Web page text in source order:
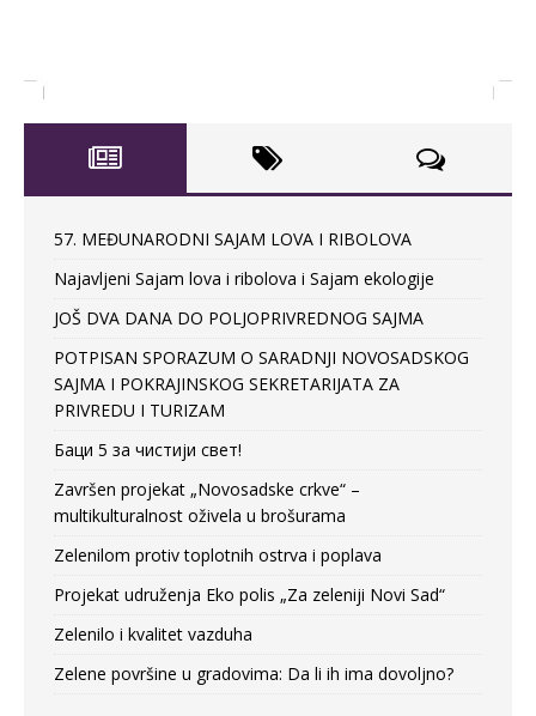
57. MEĐUNARODNI SAJAM LOVA I RIBOLOVA
Najavljeni Sajam lova i ribolova i Sajam ekologije
JOŠ DVA DANA DO POLJOPRIVREDNOG SAJMA
POTPISAN SPORAZUM O SARADNJI NOVOSADSKOG
SAJMA I POKRAJINSKOG SEKRETARIJATA ZA
PRIVREDU I TURIZAM
Баци 5 за чистији свет!
Završen projekat „Novosadske crkve“ –
multikulturalnost oživela u brošurama
Zelenilom protiv toplotnih ostrva i poplava
Projekat udruženja Eko polis „Za zeleniji Novi Sad“
Zelenilo i kvalitet vazduha
Zelene površine u gradovima: Da li ih ima dovoljno?